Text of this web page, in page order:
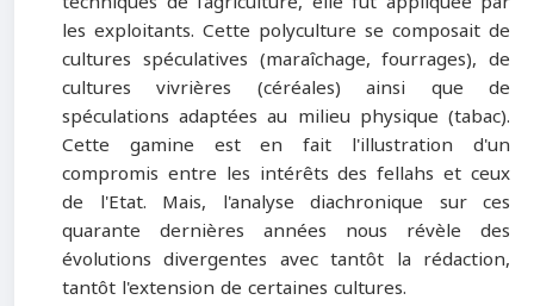
les exploitants. Cette polyculture se composait de
cultures spéculatives (maraîchage, fourrages), de
cultures vivrières (céréales) ainsi que de
spéculations adaptées au milieu physique (tabac).
Cette gamine est en fait l'illustration d'un
compromis entre les intérêts des fellahs et ceux
de l'Etat. Mais, l'analyse diachronique sur ces
quarante dernières années nous révèle des
évolutions divergentes avec tantôt la rédaction,
tantôt l'extension de certaines cultures.